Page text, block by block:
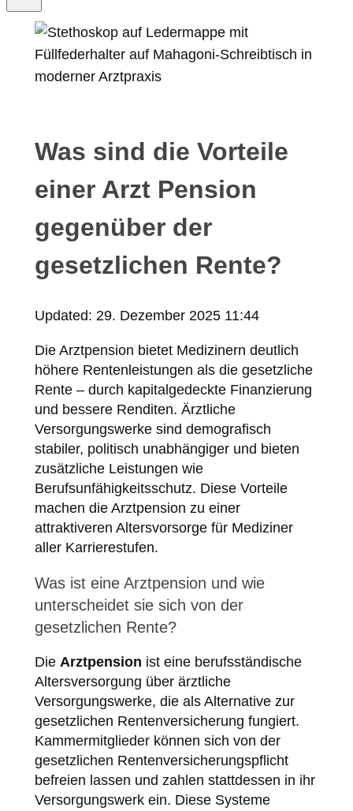
Was sind die Vorteile
einer Arzt Pension
gegenüber der
gesetzlichen Rente?
Updated: 29. Dezember 2025 11:44
Die Arztpension bietet Medizinern deutlich
höhere Rentenleistungen als die gesetzliche
Rente – durch kapitalgedeckte Finanzierung
und bessere Renditen. Ärztliche
Versorgungswerke sind demografisch
stabiler, politisch unabhängiger und bieten
zusätzliche Leistungen wie
Berufsunfähigkeitsschutz. Diese Vorteile
machen die Arztpension zu einer
attraktiveren Altersvorsorge für Mediziner
aller Karrierestufen.
Was ist eine Arztpension und wie
unterscheidet sie sich von der
gesetzlichen Rente?
Die Arztpension ist eine berufsständische
Altersversorgung über ärztliche
Versorgungswerke, die als Alternative zur
gesetzlichen Rentenversicherung fungiert.
Kammermitglieder können sich von der
gesetzlichen Rentenversicherungspflicht
befreien lassen und zahlen stattdessen in ihr
Versorgungswerk ein. Diese Systeme